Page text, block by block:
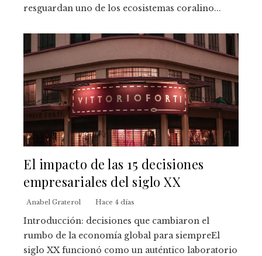
resguardan uno de los ecosistemas coralino...
El impacto de las 15 decisiones
empresariales del siglo XX
Anabel Graterol Hace 4 días
Introducción: decisiones que cambiaron el
rumbo de la economía global para siempreEl
siglo XX funcionó como un auténtico laboratorio